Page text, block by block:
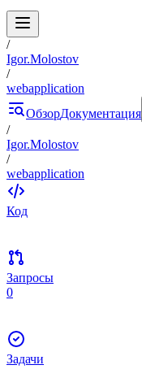
/
Igor.Molostov
/
webapplication
ОбзорДокументация
/
Igor.Molostov
/
webapplication
Код
Запросы
0
Задачи